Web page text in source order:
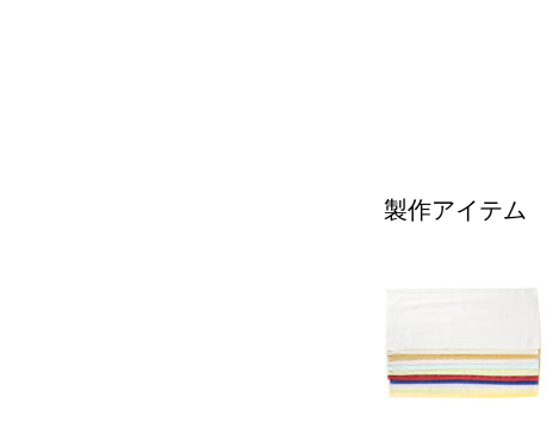
製作アイテム